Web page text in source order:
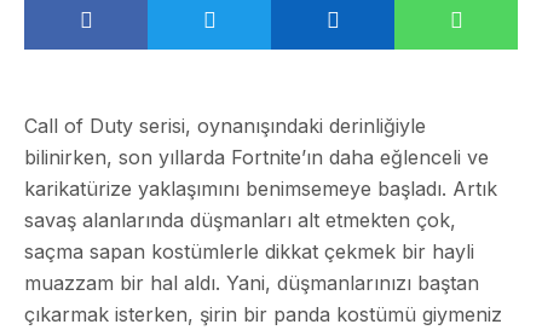
Call of Duty serisi, oynanışındaki derinliğiyle
bilinirken, son yıllarda Fortnite’ın daha eğlenceli ve
karikatürize yaklaşımını benimsemeye başladı. Artık
savaş alanlarında düşmanları alt etmekten çok,
saçma sapan kostümlerle dikkat çekmek bir hayli
muazzam bir hal aldı. Yani, düşmanlarınızı baştan
çıkarmak isterken, şirin bir panda kostümü giymeniz